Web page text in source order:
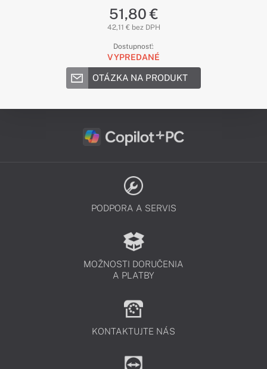
51,80 €
42,11 € bez DPH
Dostupnosť:
VYPREDANÉ
OTÁZKA NA PRODUKT
PODPORA A SERVIS
MOŽNOSTI DORUČENIA
A PLATBY
KONTAKTUJTE NÁS